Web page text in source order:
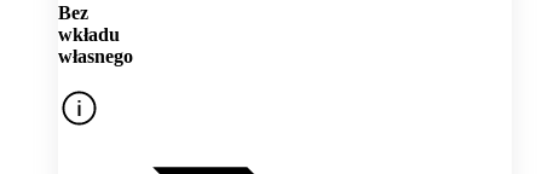
Bez
wkładu
własnego